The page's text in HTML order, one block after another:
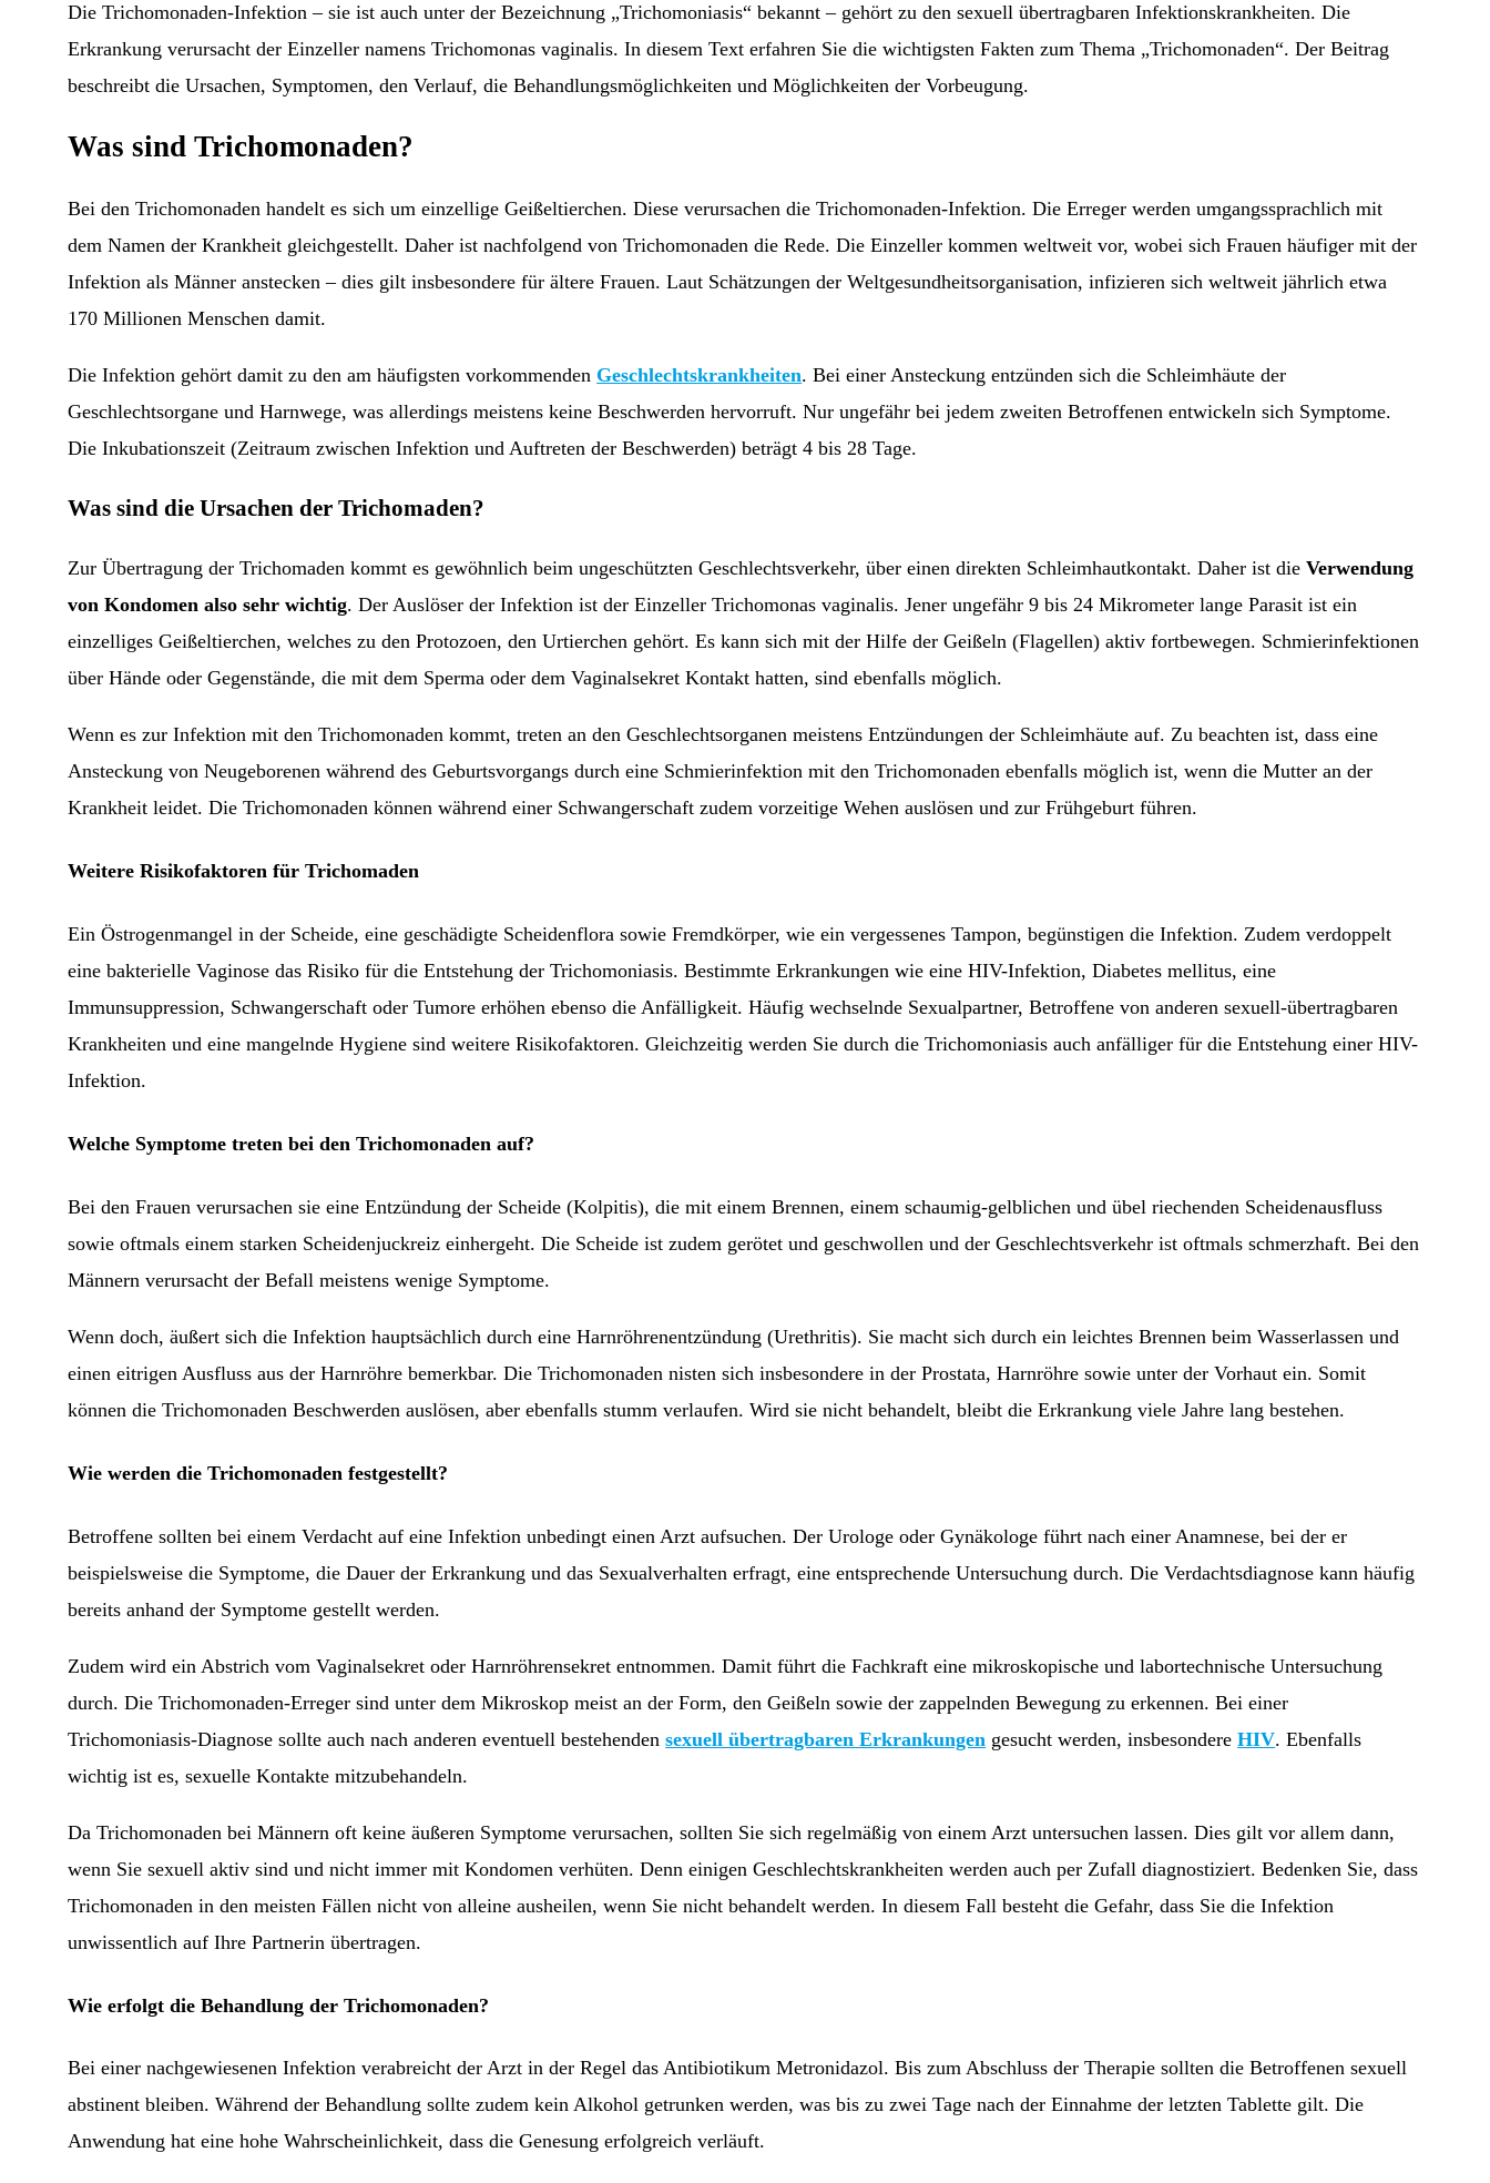
Die Trichomonaden-Infektion – sie ist auch unter der Bezeichnung „Trichomoniasis“ bekannt – gehört zu den sexuell übertragbaren Infektionskrankheiten. Die
Erkrankung verursacht der Einzeller namens Trichomonas vaginalis. In diesem Text erfahren Sie die wichtigsten Fakten zum Thema „Trichomonaden“. Der Beitrag
beschreibt die Ursachen, Symptomen, den Verlauf, die Behandlungsmöglichkeiten und Möglichkeiten der Vorbeugung.
Was sind Trichomonaden?
Bei den Trichomonaden handelt es sich um einzellige Geißeltierchen. Diese verursachen die Trichomonaden-Infektion. Die Erreger werden umgangssprachlich mit
dem Namen der Krankheit gleichgestellt. Daher ist nachfolgend von Trichomonaden die Rede. Die Einzeller kommen weltweit vor, wobei sich Frauen häufiger mit der
Infektion als Männer anstecken – dies gilt insbesondere für ältere Frauen. Laut Schätzungen der Weltgesundheitsorganisation, infizieren sich weltweit jährlich etwa
170 Millionen Menschen damit.
Die Infektion gehört damit zu den am häufigsten vorkommenden Geschlechtskrankheiten. Bei einer Ansteckung entzünden sich die Schleimhäute der
Geschlechtsorgane und Harnwege, was allerdings meistens keine Beschwerden hervorruft. Nur ungefähr bei jedem zweiten Betroffenen entwickeln sich Symptome.
Die Inkubationszeit (Zeitraum zwischen Infektion und Auftreten der Beschwerden) beträgt 4 bis 28 Tage.
Was sind die Ursachen der Trichomaden?
Zur Übertragung der Trichomaden kommt es gewöhnlich beim ungeschützten Geschlechtsverkehr, über einen direkten Schleimhautkontakt. Daher ist dieVerwendung
von Kondomen also sehr wichtig. Der Auslöser der Infektion ist der Einzeller Trichomonas vaginalis. Jener ungefähr 9 bis 24 Mikrometer lange Parasit ist ein
einzelliges Geißeltierchen, welches zu den Protozoen, den Urtierchen gehört. Es kann sich mit der Hilfe der Geißeln (Flagellen) aktiv fortbewegen. Schmierinfektionen
über Hände oder Gegenstände, die mit dem Sperma oder dem Vaginalsekret Kontakt hatten, sind ebenfalls möglich.
Wenn es zur Infektion mit den Trichomonaden kommt, treten an den Geschlechtsorganen meistens Entzündungen der Schleimhäute auf. Zu beachten ist, dass eine
Ansteckung von Neugeborenen während des Geburtsvorgangs durch eine Schmierinfektion mit den Trichomonaden ebenfalls möglich ist, wenn die Mutter an der
Krankheit leidet. Die Trichomonaden können während einer Schwangerschaft zudem vorzeitige Wehen auslösen und zur Frühgeburt führen.
Weitere Risikofaktoren für Trichomaden
Ein Östrogenmangel in der Scheide, eine geschädigte Scheidenflora sowie Fremdkörper, wie ein vergessenes Tampon, begünstigen die Infektion. Zudem verdoppelt
eine bakterielle Vaginose das Risiko für die Entstehung der Trichomoniasis. Bestimmte Erkrankungen wie eine HIV-Infektion, Diabetes mellitus, eine
Immunsuppression, Schwangerschaft oder Tumore erhöhen ebenso die Anfälligkeit. Häufig wechselnde Sexualpartner, Betroffene von anderen sexuell-übertragbaren
Krankheiten und eine mangelnde Hygiene sind weitere Risikofaktoren. Gleichzeitig werden Sie durch die Trichomoniasis auch anfälliger für die Entstehung einer HIV-
Infektion.
Welche Symptome treten bei den Trichomonaden auf?
Bei den Frauen verursachen sie eine Entzündung der Scheide (Kolpitis), die mit einem Brennen, einem schaumig-gelblichen und übel riechenden Scheidenausfluss
sowie oftmals einem starken Scheidenjuckreiz einhergeht. Die Scheide ist zudem gerötet und geschwollen und der Geschlechtsverkehr ist oftmals schmerzhaft. Bei den
Männern verursacht der Befall meistens wenige Symptome.
Wenn doch, äußert sich die Infektion hauptsächlich durch eine Harnröhrenentzündung (Urethritis). Sie macht sich durch ein leichtes Brennen beim Wasserlassen und
einen eitrigen Ausfluss aus der Harnröhre bemerkbar. Die Trichomonaden nisten sich insbesondere in der Prostata, Harnröhre sowie unter der Vorhaut ein. Somit
können die Trichomonaden Beschwerden auslösen, aber ebenfalls stumm verlaufen. Wird sie nicht behandelt, bleibt die Erkrankung viele Jahre lang bestehen.
Wie werden die Trichomonaden festgestellt?
Betroffene sollten bei einem Verdacht auf eine Infektion unbedingt einen Arzt aufsuchen. Der Urologe oder Gynäkologe führt nach einer Anamnese, bei der er
beispielsweise die Symptome, die Dauer der Erkrankung und das Sexualverhalten erfragt, eine entsprechende Untersuchung durch. Die Verdachtsdiagnose kann häufig
bereits anhand der Symptome gestellt werden.
Zudem wird ein Abstrich vom Vaginalsekret oder Harnröhrensekret entnommen. Damit führt die Fachkraft eine mikroskopische und labortechnische Untersuchung
durch. Die Trichomonaden-Erreger sind unter dem Mikroskop meist an der Form, den Geißeln sowie der zappelnden Bewegung zu erkennen. Bei einer
Trichomoniasis-Diagnose sollte auch nach anderen eventuell bestehendensexuell übertragbaren Erkrankungen gesucht werden, insbesondereHIV. Ebenfalls
wichtig ist es, sexuelle Kontakte mitzubehandeln.
Da Trichomonaden bei Männern oft keine äußeren Symptome verursachen, sollten Sie sich regelmäßig von einem Arzt untersuchen lassen. Dies gilt vor allem dann,
wenn Sie sexuell aktiv sind und nicht immer mit Kondomen verhüten. Denn einigen Geschlechtskrankheiten werden auch per Zufall diagnostiziert. Bedenken Sie, dass
Trichomonaden in den meisten Fällen nicht von alleine ausheilen, wenn Sie nicht behandelt werden. In diesem Fall besteht die Gefahr, dass Sie die Infektion
unwissentlich auf Ihre Partnerin übertragen.
Wie erfolgt die Behandlung der Trichomonaden?
Bei einer nachgewiesenen Infektion verabreicht der Arzt in der Regel das Antibiotikum Metronidazol. Bis zum Abschluss der Therapie sollten die Betroffenen sexuell
abstinent bleiben. Während der Behandlung sollte zudem kein Alkohol getrunken werden, was bis zu zwei Tage nach der Einnahme der letzten Tablette gilt. Die
Anwendung hat eine hohe Wahrscheinlichkeit, dass die Genesung erfolgreich verläuft.